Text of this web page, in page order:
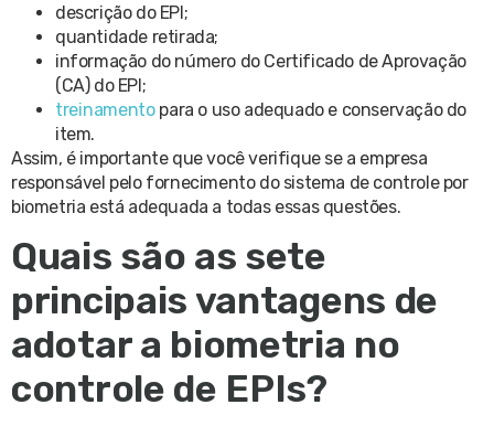
descrição do EPI;
quantidade retirada;
informação do número do Certificado de Aprovação
(CA) do EPI;
treinamentopara o uso adequado e conservação do
item.
Assim, é importante que você verifique se a empresa
responsável pelo fornecimento do sistema de controle por
biometria está adequada a todas essas questões.
Quais são as sete
principais vantagens de
adotar a biometria no
controle de EPIs?